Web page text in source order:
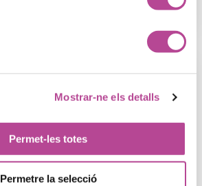
Mostrar-ne els detalls
Permet-les totes
Permetre la selecció